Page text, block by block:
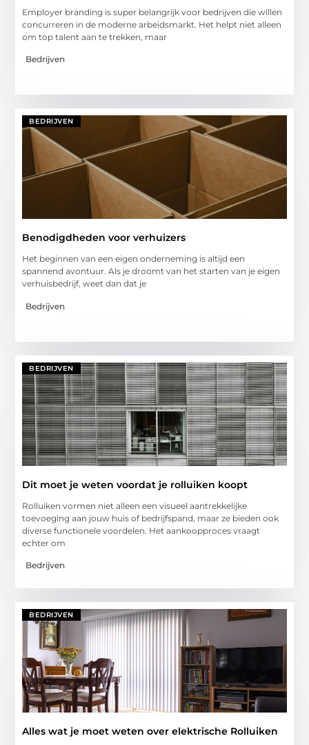
Employer branding is super belangrijk voor bedrijven die willen
concurreren in de moderne arbeidsmarkt. Het helpt niet alleen
om top talent aan te trekken, maar
Bedrijven
BEDRIJVEN
Benodigdheden voor verhuizers
Het beginnen van een eigen onderneming is altijd een
spannend avontuur. Als je droomt van het starten van je eigen
verhuisbedrijf, weet dan dat je
Bedrijven
BEDRIJVEN
Dit moet je weten voordat je rolluiken koopt
Rolluiken vormen niet alleen een visueel aantrekkelijke
toevoeging aan jouw huis of bedrijfspand, maar ze bieden ook
diverse functionele voordelen. Het aankoopproces vraagt
echter om
Bedrijven
BEDRIJVEN
Alles wat je moet weten over elektrische Rolluiken